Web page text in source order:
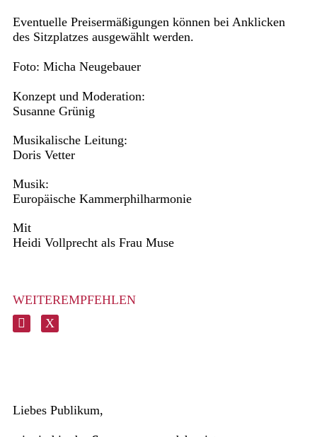
Eventuelle Preisermäßigungen können bei Anklicken
des Sitzplatzes ausgewählt werden.
Foto: Micha Neugebauer
Konzept und Moderation:
Susanne Grünig
Musikalische Leitung:
Doris Vetter
Musik:
Europäische Kammerphilharmonie
Mit
Heidi Vollprecht als Frau Muse
WEITEREMPFEHLEN
Liebes Publikum,